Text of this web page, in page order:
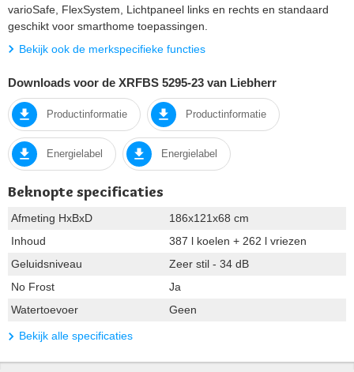
varioSafe, FlexSystem, Lichtpaneel links en rechts en standaard
geschikt voor smarthome toepassingen.
Bekijk ook de merkspecifieke functies
Downloads voor de XRFBS 5295-23 van Liebherr
Productinformatie Productinformatie
Energielabel Energielabel
Beknopte specificaties
Afmeting HxBxD
186x121x68 cm
Inhoud
387 l koelen + 262 l vriezen
Geluidsniveau
Zeer stil - 34 dB
No Frost
Ja
Watertoevoer
Geen
Bekijk alle specificaties